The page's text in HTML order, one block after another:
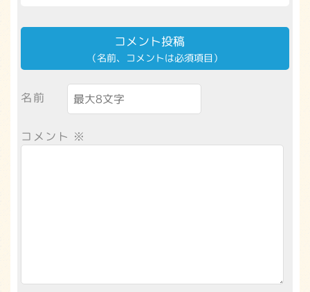
コメント投稿
（名前、コメントは必須項目）
名前
コメント ※